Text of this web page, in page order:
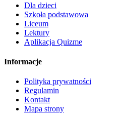
Dla dzieci
Szkoła podstawowa
Liceum
Lektury
Aplikacja Quizme
Informacje
Polityka prywatności
Regulamin
Kontakt
Mapa strony